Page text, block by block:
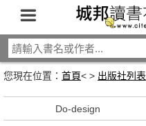
您現在位置： 首頁< > 出版社列表
Do-design